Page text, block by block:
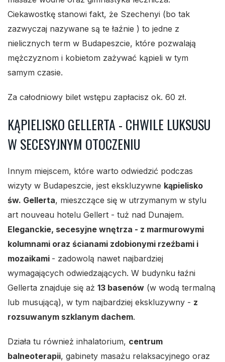
Ciekawostkę stanowi fakt, że Szechenyi (bo tak
zazwyczaj nazywane są te łaźnie ) to jedne z
nielicznych term w Budapeszcie, które pozwalają
mężczyznom i kobietom zażywać kąpieli w tym
samym czasie.
Za całodniowy bilet wstępu zapłacisz ok. 60 zł.
KĄPIELISKO GELLERTA - CHWILE LUKSUSU
W SECESYJNYM OTOCZENIU
Innym miejscem, które warto odwiedzić podczas
wizyty w Budapeszcie, jest ekskluzywne kąpielisko
św. Gellerta, mieszczące się w utrzymanym w stylu
art nouveau hotelu Gellert - tuż nad Dunajem.
Eleganckie, secesyjne wnętrza - z marmurowymi
kolumnami oraz ścianami zdobionymi rzeźbami i
mozaikami - zadowolą nawet najbardziej
wymagających odwiedzających. W budynku łaźni
Gellerta znajduje się aż 13 basenów (w wodą termalną
lub musującą), w tym najbardziej ekskluzywny - z
rozsuwanym szklanym dachem.
Działa tu również inhalatorium, centrum
balneoterapii, gabinety masażu relaksacyjnego oraz